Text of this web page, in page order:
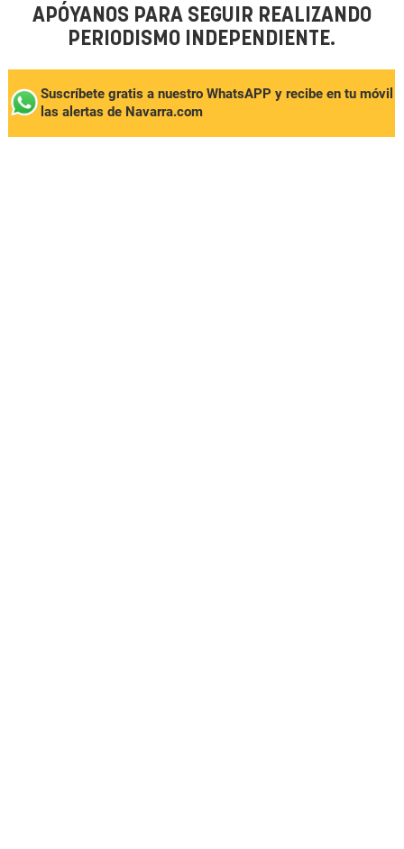
APÓYANOS PARA SEGUIR REALIZANDO
PERIODISMO INDEPENDIENTE.
Suscríbete gratis a nuestro WhatsAPP y recibe en tu móvil
las alertas de Navarra.com